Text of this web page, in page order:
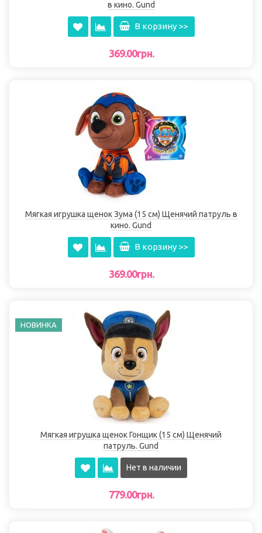
в кино. Gund
В корзину >>
369.00грн.
Мягкая игрушка щенок Зума (15 см) Щенячий патруль в
кино. Gund
В корзину >>
369.00грн.
НОВИНКА
Мягкая игрушка щенок Гонщик (15 см) Щенячий
патруль. Gund
Нет в наличии
779.00грн.